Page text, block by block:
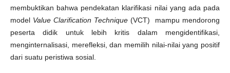
membuktikan bahwa pendekatan klarifikasi nilai yang ada pada
model Value Clarification Technique (VCT) mampu mendorong
peserta didik untuk lebih kritis dalam mengidentifikasi,
menginternalisasi, merefleksi, dan memilih nilai-nilai yang positif
dari suatu peristiwa sosial.